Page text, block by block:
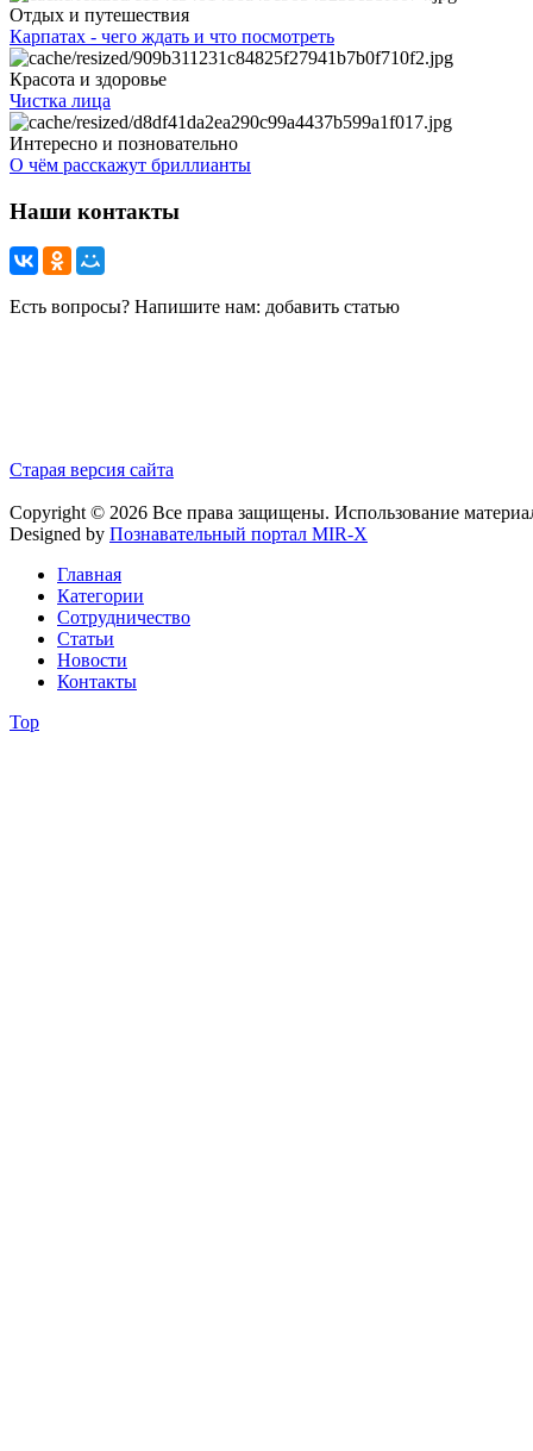
Отдых и путешествия
Карпатах - чего ждать и что посмотреть
Красота и здоровье
Чистка лица
Интересно и позновательно
О чём расскажут бриллианты
Наши контакты
Есть вопросы? Напишите нам: добавить статью
Старая версия сайта
Copyright © 2026 Все права защищены. Использование
Designed by Познавательный портал MIR-X
Главная
Категории
Сотрудничество
Статьи
Новости
Контакты
Top